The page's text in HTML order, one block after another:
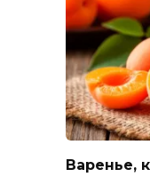
Варенье,